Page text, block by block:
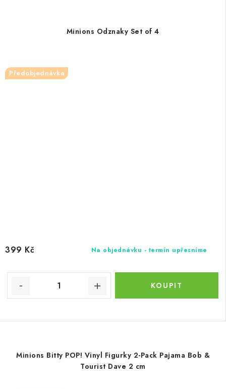
Minions Odznaky Set of 4
Předobjednávka
Na objednávku - termín upřesníme
399 Kč
Minions Bitty POP! Vinyl Figurky 2-Pack Pajama Bob &
Tourist Dave 2 cm